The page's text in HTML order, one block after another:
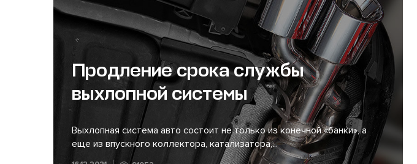
Продление срока службы
выхлопной системы
Выхлопная система авто состоит не только из конечной «банки», а
еще из впускного коллектора, катализатора,...